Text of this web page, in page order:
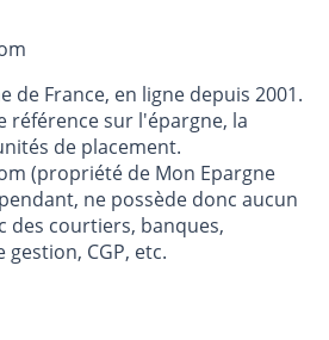
rentes versées, des malus sont
bénéficiaires à partir le plus
Un contre-pied de plus, cotisez
à la retraite on vous annonce
de 40%... Est-ce bien là ce
?
de France, en ligne depuis 2001.
référence sur l'épargne, la
de placement.
(propriété de Mon Epargne
ne possède donc aucun
des courtiers, banques,
CGP, etc.